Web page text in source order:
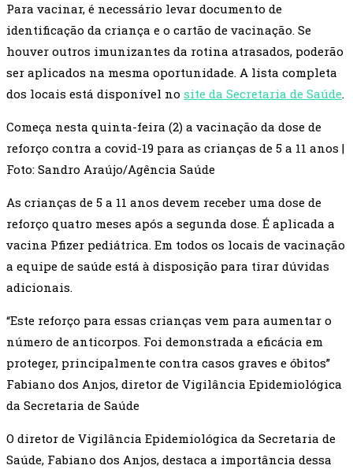
Para vacinar, é necessário levar documento de
identificação da criança e o cartão de vacinação. Se
houver outros imunizantes da rotina atrasados, poderão
ser aplicados na mesma oportunidade. A lista completa
dos locais está disponível no site da Secretaria de Saúde.
Começa nesta quinta-feira (2) a vacinação da dose de
reforço contra a covid-19 para as crianças de 5 a 11 anos |
Foto: Sandro Araújo/Agência Saúde
As crianças de 5 a 11 anos devem receber uma dose de
reforço quatro meses após a segunda dose. É aplicada a
vacina Pfizer pediátrica. Em todos os locais de vacinação
a equipe de saúde está à disposição para tirar dúvidas
adicionais.
“Este reforço para essas crianças vem para aumentar o
número de anticorpos. Foi demonstrada a eficácia em
proteger, principalmente contra casos graves e óbitos”
Fabiano dos Anjos, diretor de Vigilância Epidemiológica
da Secretaria de Saúde
O diretor de Vigilância Epidemiológica da Secretaria de
Saúde, Fabiano dos Anjos, destaca a importância dessa